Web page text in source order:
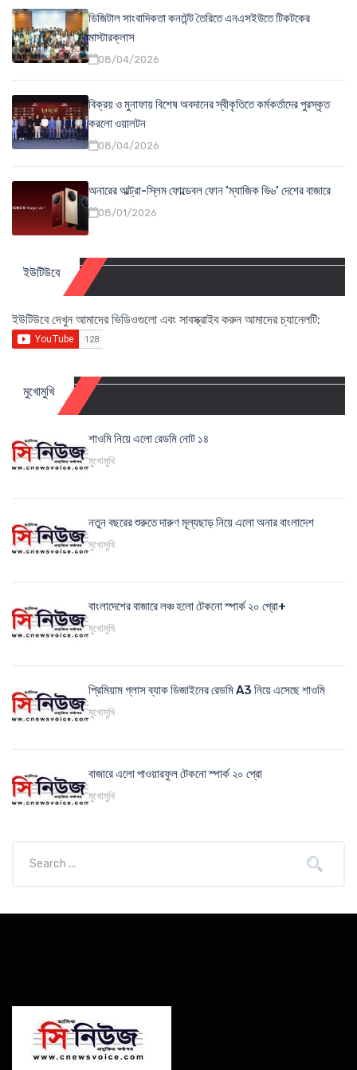
ডিজিটাল সাংবাদিকতা কনটেন্ট তৈরিতে এনএসইউতে টিকটকের
মাস্টারক্লাস
08/04/2026
বিক্রয় ও মুনাফায় বিশেষ অবদানের স্বীকৃতিতে কর্মকর্তাদের পুরস্কৃত
করলো ওয়ালটন
08/04/2026
অনারের আল্ট্রা-স্লিম ফোল্ডেবল ফোন ‘ম্যাজিক ভি৬’ দেশের বাজারে
08/01/2026
ইউটিউবে
ইউটিউবে দেখুন আমাদের ভিডিওগুলো এবং সাবস্ক্রাইব করুন আমাদের চ্যানেলটি:
মুখোমুখি
শাওমি নিয়ে এলো রেডমি নোট ১৪
মুখোমুখি
নতুন বছরের শুরুতে দারুণ মূল্যছাড় নিয়ে এলো অনার বাংলাদেশ
মুখোমুখি
বাংলাদেশের বাজারে লঞ্চ হলো টেকনো স্পার্ক ২০ প্রো+
মুখোমুখি
প্রিমিয়াম গ্লাস ব্যাক ডিজাইনের রেডমি A3 নিয়ে এসেছে শাওমি
মুখোমুখি
বাজারে এলো পাওয়ারফুল টেকনো স্পার্ক ২০ প্রো
মুখোমুখি